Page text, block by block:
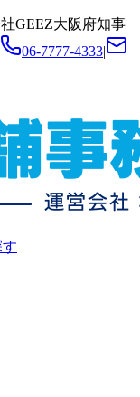
GEEZ大阪府知事
06-7777-4333|